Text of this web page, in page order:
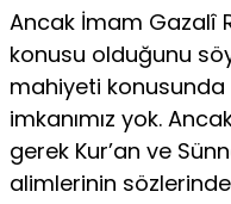
Ancak İmam Gazalî
konusu olduğunu
mahiyeti
imkanımız yok.
gerek Kur’an ve
alimlerinin